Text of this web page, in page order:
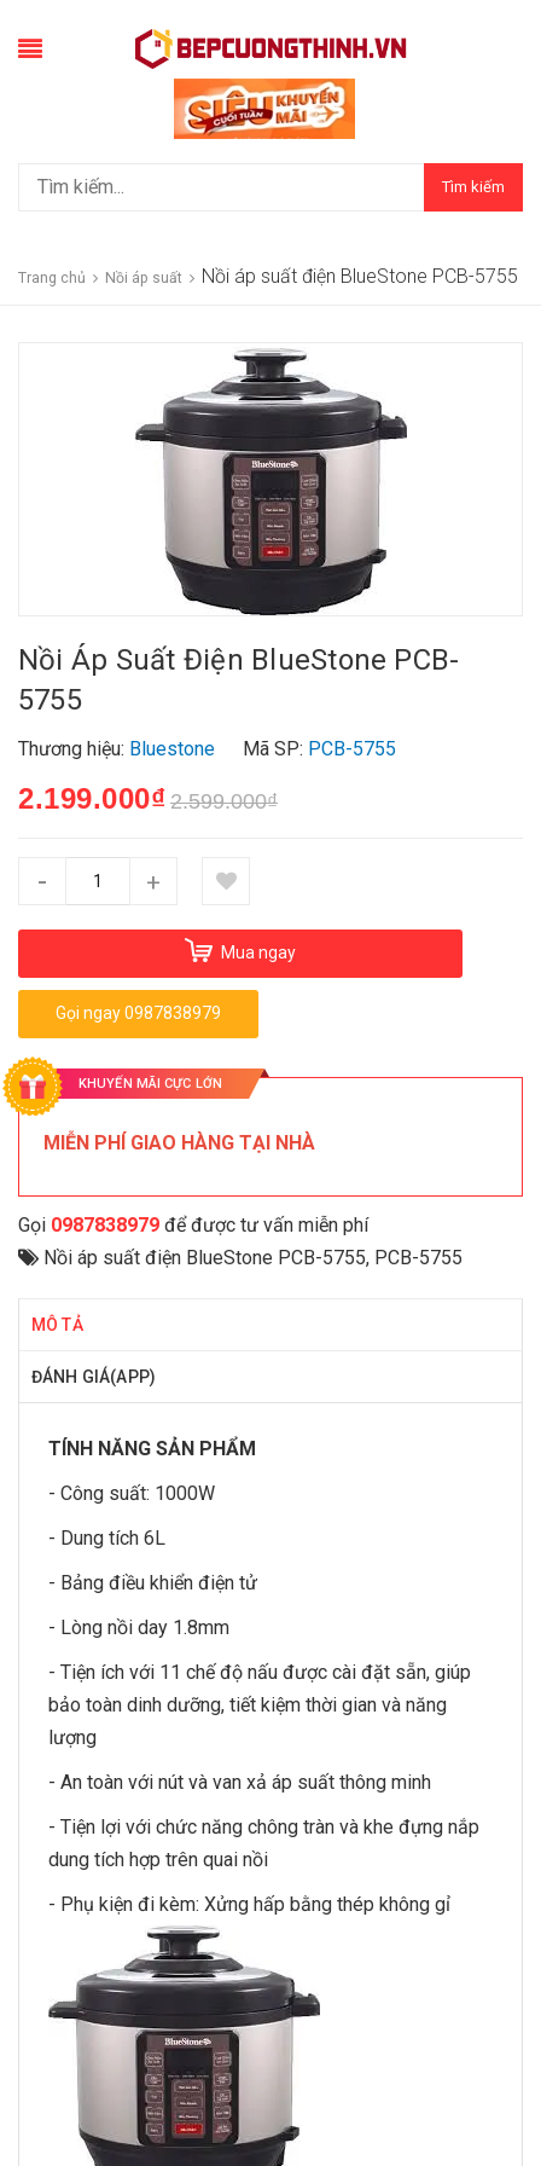
Tìm kiếm
Trang chủ Nồi áp suất Nồi áp suất điện BlueStone PCB-5755
Nồi Áp Suất Điện BlueStone PCB-
5755
Thương hiệu: Bluestone Mã SP: PCB-5755
2.199.000₫ 2.599.000₫
- +
Mua ngay
Gọi ngay 0987838979
KHUYẾN MÃI CỰC LỚN
MIỄN PHÍ GIAO HÀNG TẠI NHÀ
Gọi 0987838979 để được tư vấn miễn phí
Nồi áp suất điện BlueStone PCB-5755, PCB-5755
MÔ TẢ
ĐÁNH GIÁ(APP)
TÍNH NĂNG SẢN PHẨM
- Công suất: 1000W
- Dung tích 6L
- Bảng điều khiển điện tử
- Lòng nồi day 1.8mm
- Tiện ích với 11 chế độ nấu được cài đặt sẵn, giúp
bảo toàn dinh dưỡng, tiết kiệm thời gian và năng
lượng
- An toàn với nút và van xả áp suất thông minh
- Tiện lợi với chức năng chông tràn và khe đựng nắp
dung tích hợp trên quai nồi
- Phụ kiện đi kèm: Xửng hấp bằng thép không gỉ